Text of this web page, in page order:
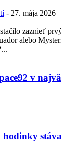
- 27. mája 2026
zaznieť
alebo
v
hodinky